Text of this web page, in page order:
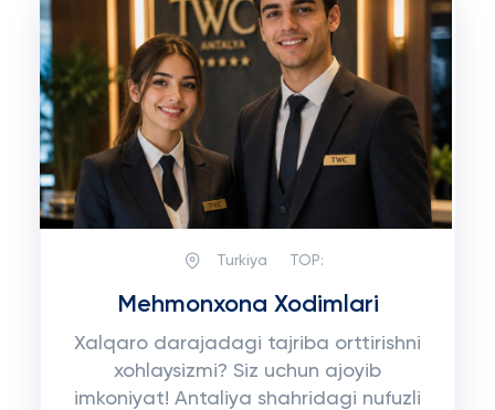
Turkiya TOP:
Mehmonxona Xodimlari
Xalqaro darajadagi tajriba orttirishni
xohlaysizmi? Siz uchun ajoyib
imkoniyat! Antaliya shahridagi nufuzli